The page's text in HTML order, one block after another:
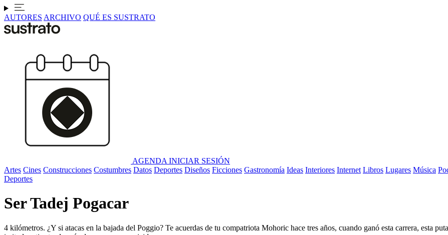
AUTORES ARCHIVO QUÉ ES SUSTRATO
AGENDA INICIAR SESIÓN
Artes Cines Construcciones Costumbres Datos Deportes Diseños Ficciones Gastronomía Ideas Interiores Internet Libros Lugares Música
Deportes
Ser Tadej Pogacar
4 kilómetros. ¿Y si atacas en la bajada del Poggio? Te acuerdas de tu compatriota Mohoric hace tres años, cuando ganó esta carrera, esta